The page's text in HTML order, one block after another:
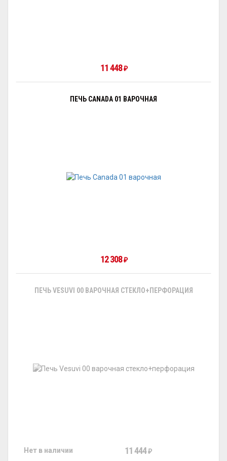
11 448₽
ПЕЧЬ CANADA 01 ВАРОЧНАЯ
12 308₽
ПЕЧЬ VESUVI 00 ВАРОЧНАЯ СТЕКЛО+ПЕРФОРАЦИЯ
Нет в наличии 11 444₽